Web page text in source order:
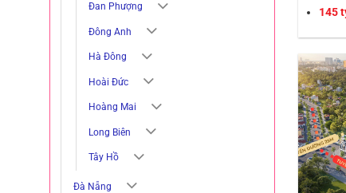
Đan Phượng
Đông Anh
Hà Đông
Hoài Đức
Hoàng Mai
Long Biên
Tây Hồ
Đà Nẵng
145